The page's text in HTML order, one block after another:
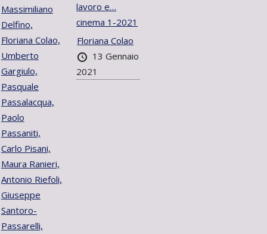
Massimiliano
Delfino,
Floriana Colao,
Umberto
Gargiulo,
Pasquale
Passalacqua,
Paolo
Passaniti,
Carlo Pisani,
Maura Ranieri,
Antonio Riefoli,
Giuseppe
Santoro-
Passarelli,
lavoro e…
cinema 1-2021
Floriana Colao
13 Gennaio
2021